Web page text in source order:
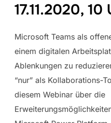
17.11.2020, 10
Microsoft Teams als
einem digitalen
Ablenkungen zu
“nur” als Kollaborations-
diesem Webinar über die